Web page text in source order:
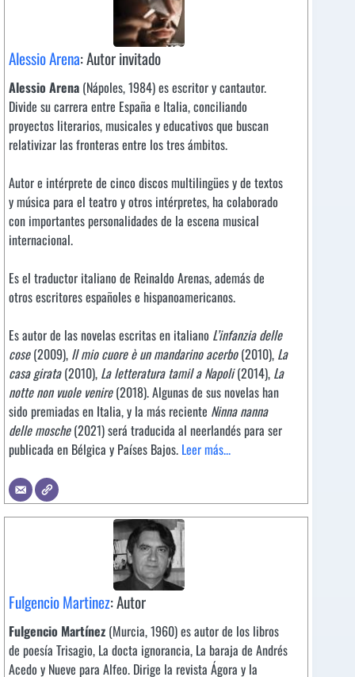
Alessio Arena: Autor invitado
Alessio Arena (Nápoles, 1984) es escritor y cantautor.
Divide su carrera entre España e Italia, conciliando
proyectos literarios, musicales y educativos que buscan
relativizar las fronteras entre los tres ámbitos.
Autor e intérprete de cinco discos multilingües y de textos
y música para el teatro y otros intérpretes, ha colaborado
con importantes personalidades de la escena musical
internacional.
Es el traductor italiano de Reinaldo Arenas, además de
otros escritores españoles e hispanoamericanos.
Es autor de las novelas escritas en italiano L’infanzia delle
cose(2009), Il mio cuore è un mandarino acerbo(2010), La
casa girata(2010), La letteratura tamil a Napoli(2014), La
notte non vuole venire(2018). Algunas de sus novelas han
sido premiadas en Italia, y la más reciente Ninna nanna
delle mosche(2021) será traducida al neerlandés para ser
publicada en Bélgica y Países Bajos. Leer más...
Fulgencio Martinez: Autor
Fulgencio Martínez (Murcia, 1960) es autor de los libros
de poesía Trisagio, La docta ignorancia, La baraja de Andrés
Acedo y Nueve para Alfeo. Dirige la revista Ágora y la